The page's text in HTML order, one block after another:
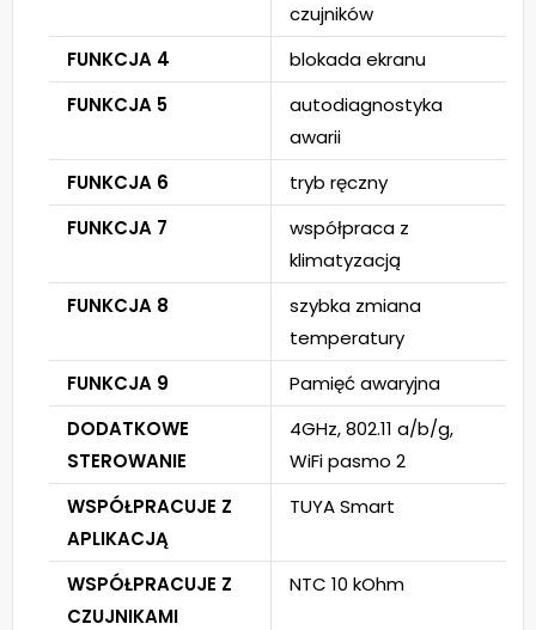
czujników
FUNKCJA 4
blokada ekranu
FUNKCJA 5
autodiagnostyka
awarii
FUNKCJA 6
tryb ręczny
FUNKCJA 7
współpraca z
klimatyzacją
FUNKCJA 8
szybka zmiana
temperatury
FUNKCJA 9
Pamięć awaryjna
DODATKOWE
STEROWANIE
4GHz, 802.11 a/b/g,
WiFi pasmo 2
WSPÓŁPRACUJE Z
APLIKACJĄ
TUYA Smart
WSPÓŁPRACUJE Z
CZUJNIKAMI
NTC 10 kOhm